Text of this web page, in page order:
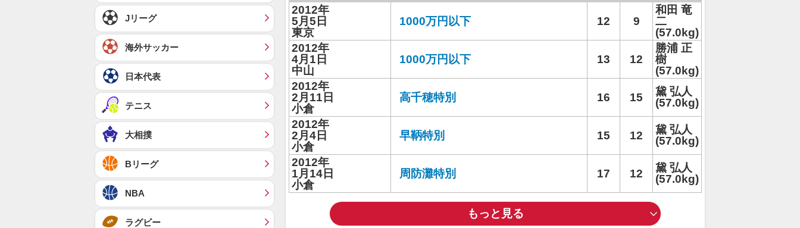
2012年
5月5日
東京
1000万円以下 12 9
和田 竜
二
(57.0kg)
2012年
4月1日
中山
1000万円以下 13 12
勝浦 正
樹
(57.0kg)
2012年
2月11日
小倉
高千穂特別 16 15
黛 弘人
(57.0kg)
2012年
2月4日
小倉
早鞆特別 15 12
黛 弘人
(57.0kg)
2012年
1月14日
小倉
周防灘特別 17 12
黛 弘人
(57.0kg)
もっと見る
Jリーグ
海外サッカー
日本代表
テニス
大相撲
Bリーグ
NBA
ラグビー